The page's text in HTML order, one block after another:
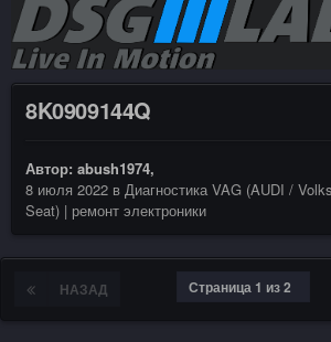
8K0909144Q
Автор: abush1974,
8 июля 2022 в Диагностика VAG (AUDI /
Seat) | ремонт электроники
НАЗАД Страница 1 из 2